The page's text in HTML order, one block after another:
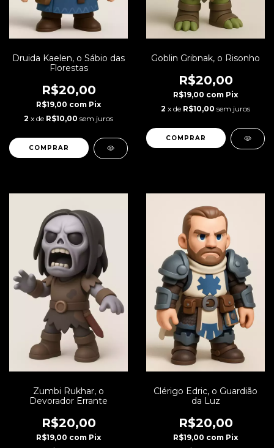
Druida Kaelen, o Sábio das
Florestas
R$20,00
R$19,00 com Pix
2 x de R$10,00 sem juros
COMPRAR
Goblin Gribnak, o Risonho
R$20,00
R$19,00 com Pix
2 x de R$10,00 sem juros
COMPRAR
Zumbi Rukhar, o
Devorador Errante
R$20,00
R$19,00 com Pix
Clérigo Edric, o Guardião
da Luz
R$20,00
R$19,00 com Pix